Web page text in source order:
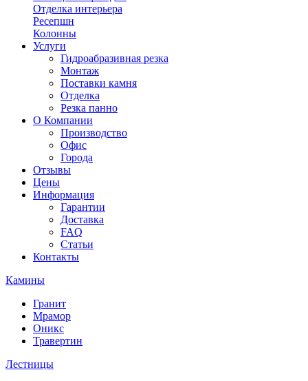
Отделка интерьера
Ресепшн
Колонны
Услуги
Гидроабразивная резка
Монтаж
Поставки камня
Отделка
Резка панно
О Компании
Производство
Офис
Города
Отзывы
Цены
Информация
Гарантии
Доставка
FAQ
Статьи
Контакты
Камины
Гранит
Мрамор
Оникс
Травертин
Лестницы